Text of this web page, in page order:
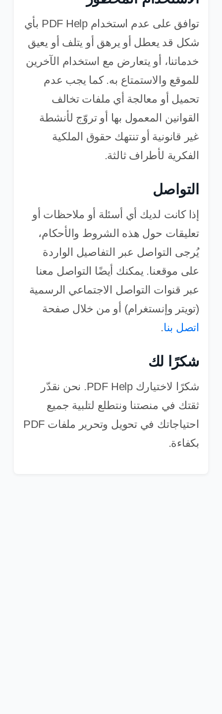
توافق على عدم استخدام PDF Help بأي
شكل قد يعطل أو يرهق أو يتلف أو يعيق
خدماتنا، أو يتعارض مع استخدام الآخرين
للموقع والاستمتاع به. كما يجب عدم
تحميل أو معالجة أي ملفات تخالف
القوانين المعمول بها أو تروّج لأنشطة
غير قانونية أو تنتهك حقوق الملكية
الفكرية لأطراف ثالثة.
التواصل
إذا كانت لديك أي أسئلة أو ملاحظات أو
تعليقات حول هذه الشروط والأحكام،
يُرجى التواصل عبر التفاصيل الواردة
على موقعنا. يمكنك أيضًا التواصل معنا
عبر قنوات التواصل الاجتماعي الرسمية
(تويتر وإنستغرام) أو من خلال صفحة
اتصل بنا.
شكرًا لك
شكرًا لاختيارك PDF Help. نحن نقدّر
ثقتك في منصتنا ونتطلع لتلبية جميع
احتياجاتك في تحويل وتحرير ملفات PDF
بكفاءة.